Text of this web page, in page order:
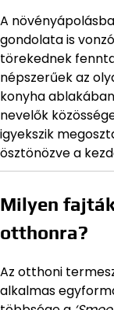
A
gondolata is
törekednek
népszerűek az
konyha
nevelők
igyekszik
ösztönözve a
Milyen
otthonra?
Az otthoni
alkalmas